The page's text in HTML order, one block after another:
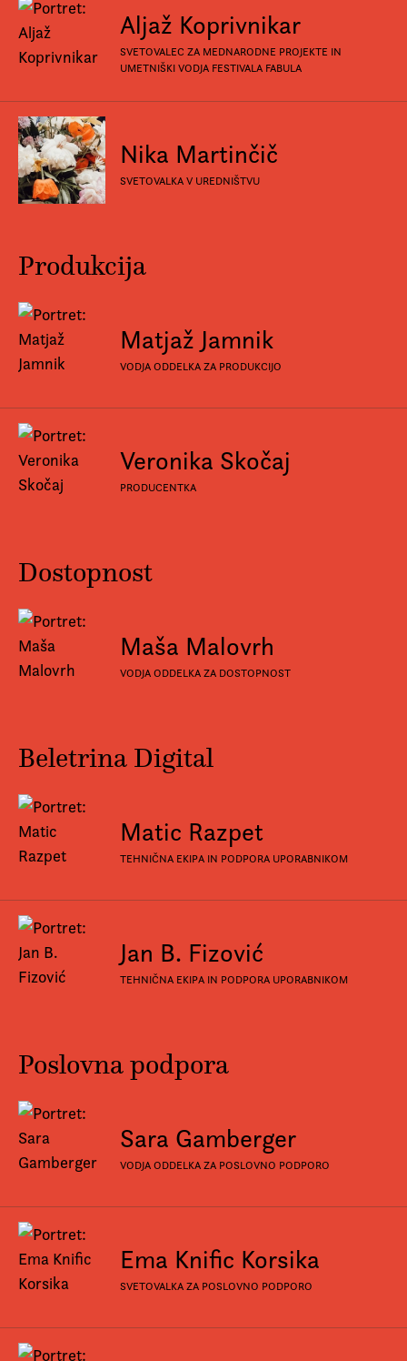
Aljaž Koprivnikar
SVETOVALEC ZA MEDNARODNE PROJEKTE IN
UMETNIŠKI VODJA FESTIVALA FABULA
Nika Martinčič
SVETOVALKA V UREDNIŠTVU
Produkcija
Matjaž Jamnik
VODJA ODDELKA ZA PRODUKCIJO
Veronika Skočaj
PRODUCENTKA
Dostopnost
Maša Malovrh
VODJA ODDELKA ZA DOSTOPNOST
Beletrina Digital
Matic Razpet
TEHNIČNA EKIPA IN PODPORA UPORABNIKOM
Jan B. Fizović
TEHNIČNA EKIPA IN PODPORA UPORABNIKOM
Poslovna podpora
Sara Gamberger
VODJA ODDELKA ZA POSLOVNO PODPORO
Ema Knific Korsika
SVETOVALKA ZA POSLOVNO PODPORO